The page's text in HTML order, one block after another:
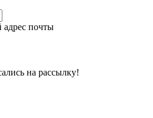
почты
на рассылку!